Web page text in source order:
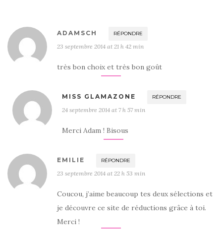
ADAMSCH RÉPONDRE
23 septembre 2014 at 21 h 42 min
très bon choix et très bon goût
MISS GLAMAZONE RÉPONDRE
24 septembre 2014 at 7 h 57 min
Merci Adam ! Bisous
EMILIE RÉPONDRE
23 septembre 2014 at 22 h 53 min
Coucou, j’aime beaucoup tes deux sélections et
je découvre ce site de réductions grâce à toi.
Merci !